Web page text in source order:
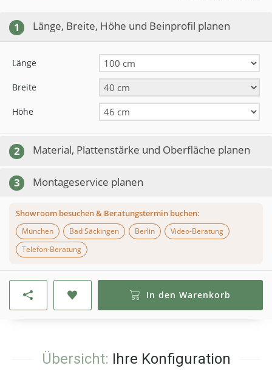
1 Länge, Breite, Höhe und Beinprofil planen
Länge
Breite
Höhe
2 Material, Plattenstärke und Oberfläche planen
3 Montageservice planen
Showroom besuchen & Beratungstermin buchen:
München
Bad Säckingen Berlin
Video-Beratung
Telefon-Beratung
In den Warenkorb
Übersicht: Ihre Konfiguration